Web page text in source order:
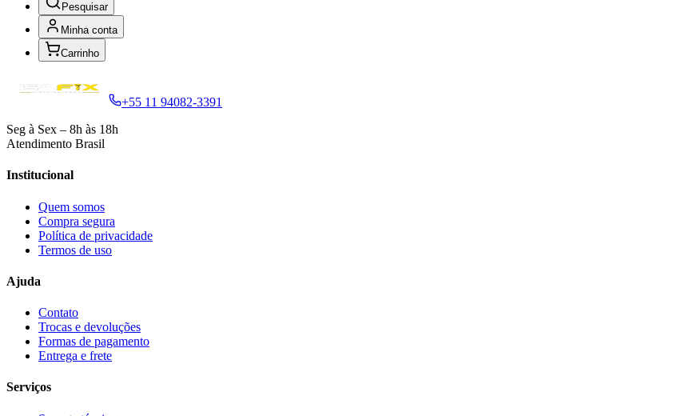
Pesquisar
Minha conta
Carrinho
+55 11 94082-3391
Seg à Sex – 8h às 18h
Atendimento Brasil
Institucional
Quem somos
Compra segura
Política de privacidade
Termos de uso
Ajuda
Contato
Trocas e devoluções
Formas de pagamento
Entrega e frete
Serviços